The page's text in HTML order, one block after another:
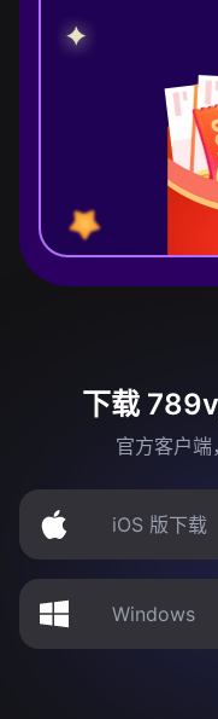
下载
官方客户端
iOS 版下载
Windows